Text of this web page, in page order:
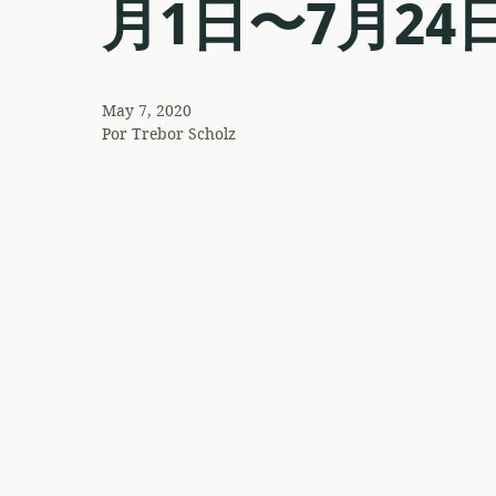
月1日〜7月24
May 7, 2020
PorTrebor Scholz